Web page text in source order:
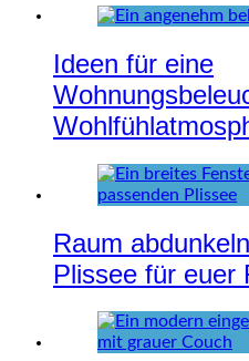
Ideen für eine
Raum
Plissee für euer